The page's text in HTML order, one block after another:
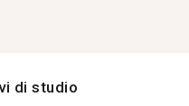
di studio